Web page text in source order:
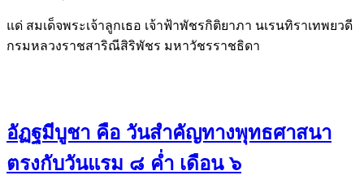
แด่ สมเด็จพระเจ้าลูกเธอ เจ้าฟ้าพัชรกิติยาภา นเรนทิราเทพยวดี
กรมหลวงราชสาริณีสิริพัชร มหาวัชรราชธิดา
อัฏฐมีบูชา คือ วันสำคัญทางพุทธศาสนา
ตรงกับวันแรม ๘ ค่ำ เดือน ๖